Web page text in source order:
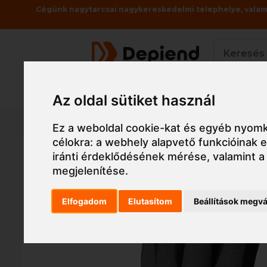
Az oldal sütiket használ
Ez a weboldal cookie-kat és egyéb
célokra:a webhely alapvető funkcióinak
iránti érdeklődésének mérése, valamint
megjelenítése.
Elfogadom Elutasítom Beállítások
Cégünk nagytarcsai nagykereskedelmi telephelye,
Termékek